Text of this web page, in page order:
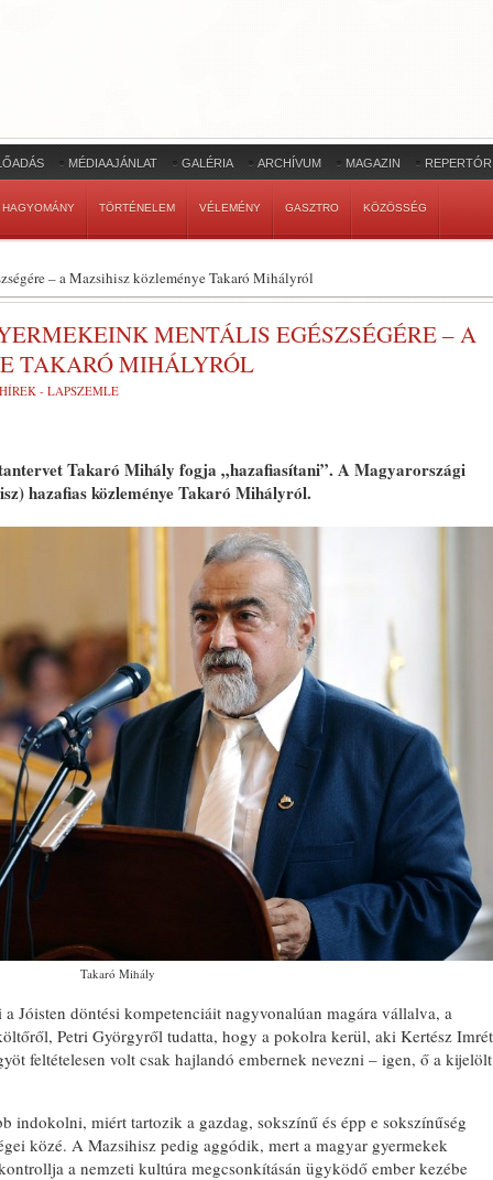
MÉDIAAJÁNLAT GALÉRIA ARCHÍVUM MAGAZIN
HAGYOMÁNY TÖRTÉNELEM VÉLEMÉNY GASZTRO KÖZÖSSÉG
– a Mazsihisz közleménye Takaró Mihályról
MENTÁLIS EGÉSZSÉGÉRE – A
TAKARÓ MIHÁLYRÓL
HÍREK - LAPSZEMLE
Takaró Mihály fogja „hazafiasítani”. A Magyarországi
hazafias közleménye Takaró Mihályról.
Takaró Mihály
Jóisten döntési kompetenciáit nagyvonalúan magára vállalva, a
Petri Györgyről tudatta, hogy a pokolra kerül, aki Kertész Imrét
feltételesen volt csak hajlandó embernek nevezni – igen, ő a kijelölt
indokolni, miért tartozik a gazdag, sokszínű és épp e sokszínűség
közé. A Mazsihisz pedig aggódik, mert a magyar gyermekek
a nemzeti kultúra megcsonkításán ügyködő ember kezébe